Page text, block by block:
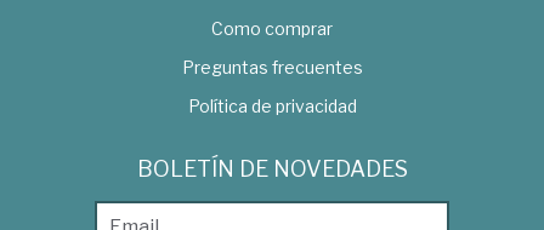
Como comprar
Preguntas frecuentes
Política de privacidad
BOLETÍN DE NOVEDADES